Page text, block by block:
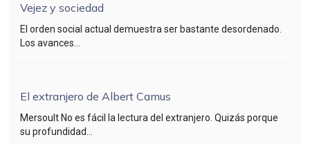
Vejez y sociedad
El orden social actual demuestra ser bastante desordenado.
Los avances...
El extranjero de Albert Camus
Mersoult No es fácil la lectura del extranjero. Quizás porque
su profundidad...